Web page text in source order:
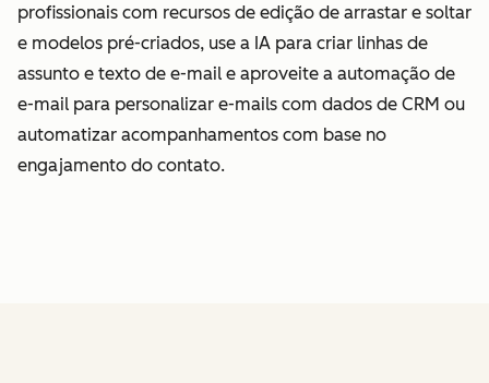
profissionais com recursos de edição de arrastar e soltar
e modelos pré-criados, use a IA para criar linhas de
assunto e texto de e-mail e aproveite a automação de
e-mail para personalizar e-mails com dados de CRM ou
automatizar acompanhamentos com base no
engajamento do contato.